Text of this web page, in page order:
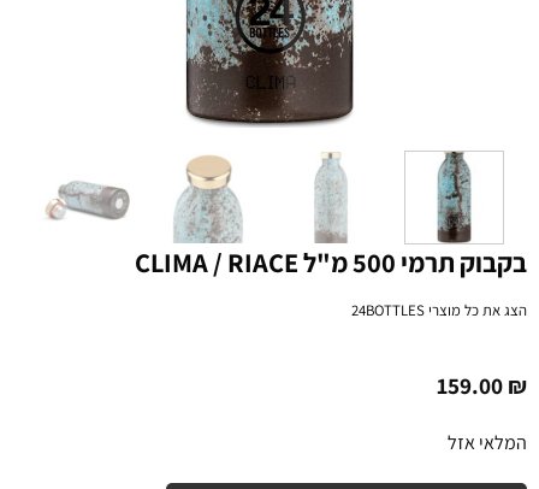
בקבוק תרמי 500 מ"ל CLIMA / RIACE
הצג את כל מוצרי24BOTTLES
159.00₪
המלאי אזל